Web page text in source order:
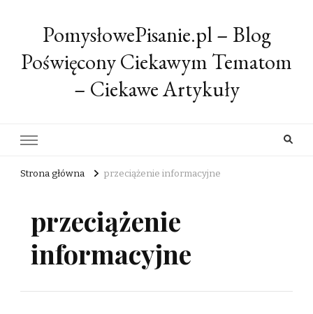
PomysłowePisanie.pl – Blog
Poświęcony Ciekawym Tematom
– Ciekawe Artykuły
Strona główna przeciążenie informacyjne
przeciążenie
informacyjne